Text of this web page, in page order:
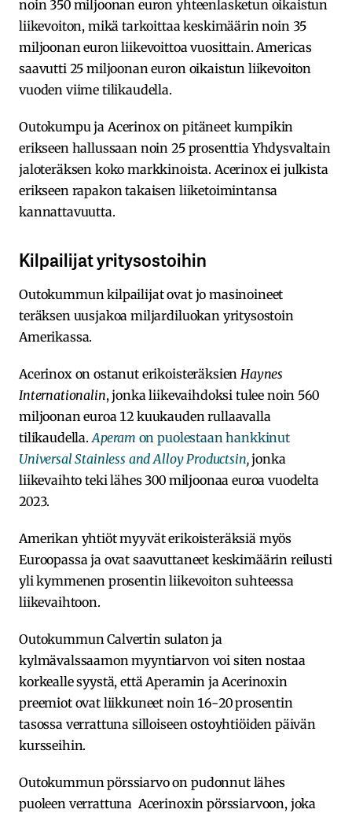
noin 350 miljoonan euron yhteenlasketun oikaistun
liikevoiton, mikä tarkoittaa keskimäärin noin 35
miljoonan euron liikevoittoa vuosittain. Americas
saavutti 25 miljoonan euron oikaistun liikevoiton
vuoden viime tilikaudella.
Outokumpu ja Acerinox on pitäneet kumpikin
erikseen hallussaan noin 25 prosenttia Yhdysvaltain
jaloteräksen koko markkinoista. Acerinox ei julkista
erikseen rapakon takaisen liiketoimintansa
kannattavuutta.
Kilpailijat yritysostoihin
Outokummun kilpailijat ovat jo masinoineet
teräksen uusjakoa miljardiluokan yritysostoin
Amerikassa.
Acerinox on ostanut erikoisteräksienHaynes
Internationalin, jonka liikevaihdoksi tulee noin 560
miljoonan euroa 12 kuukauden rullaavalla
tilikaudella.Aperam on puolestaan hankkinut
Universal Stainless and Alloy Productsin,jonka
liikevaihto teki lähes 300 miljoonaa euroa vuodelta
2023.
Amerikan yhtiöt myyvät erikoisteräksiä myös
Euroopassa ja ovat saavuttaneet keskimäärin reilusti
yli kymmenen prosentin liikevoiton suhteessa
liikevaihtoon.
Outokummun Calvertin sulaton ja
kylmävalssaamon myyntiarvon voi siten nostaa
korkealle syystä, että Aperamin ja Acerinoxin
preemiot ovat liikkuneet noin 16-20 prosentin
tasossa verrattuna silloiseen ostoyhtiöiden päivän
kursseihin.
Outokummun pörssiarvo on pudonnut lähes
puoleen verrattuna Acerinoxin pörssiarvoon, joka